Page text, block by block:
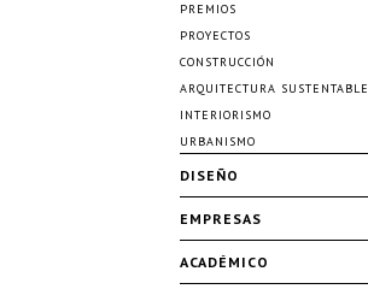
PREMIOS
PROYECTOS
CONSTRUCCIÓN
ARQUITECTURA SUSTENTABLE
INTERIORISMO
URBANISMO
DISEÑO
EMPRESAS
ACADÉMICO